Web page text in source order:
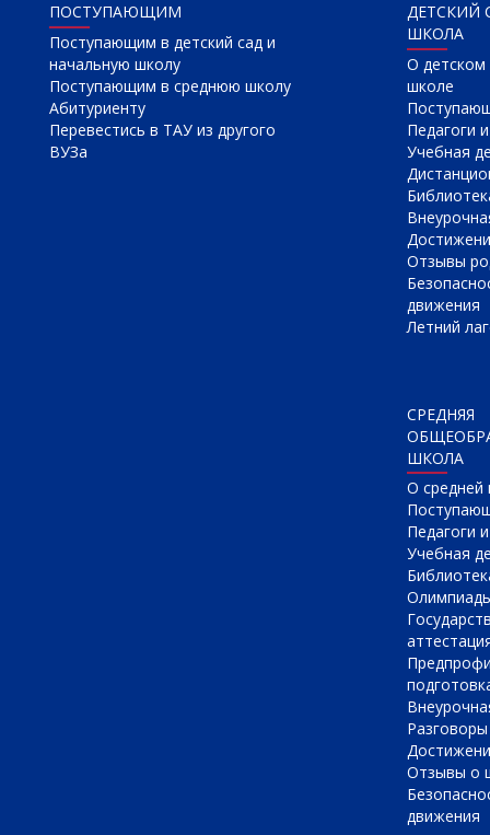
ПОСТУПАЮЩИМ
Поступающим в детский сад и
начальную школу
Поступающим в среднюю школу
Абитуриенту
Перевестись в ТАУ из другого
ВУЗа
ДЕТСКИЙ
ШКОЛА
О детском
школе
Педагоги
Учебная
Отзывы
движения
Летний
СРЕДНЯЯ
ШКОЛА
О cредней
Педагоги
Учебная
Отзывы о
движения